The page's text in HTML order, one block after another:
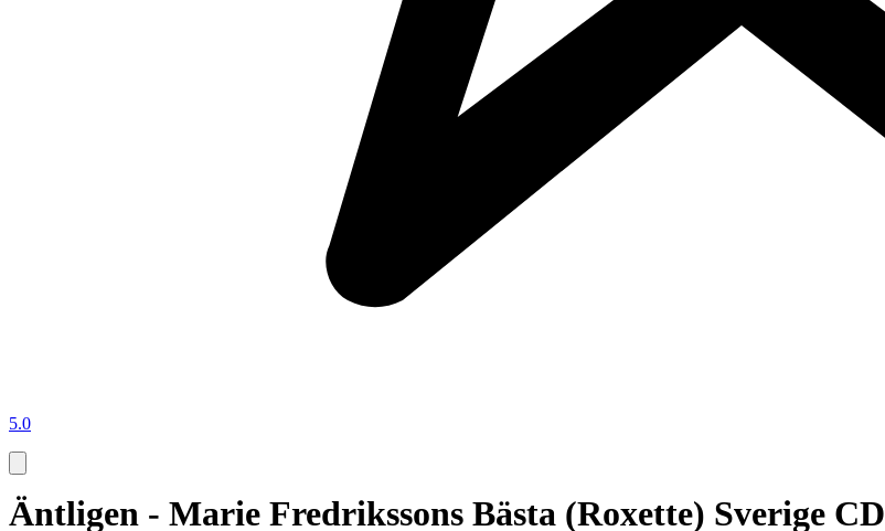
5.0
Äntligen - Marie Fredrikssons Bästa (Roxette) Sverige CD